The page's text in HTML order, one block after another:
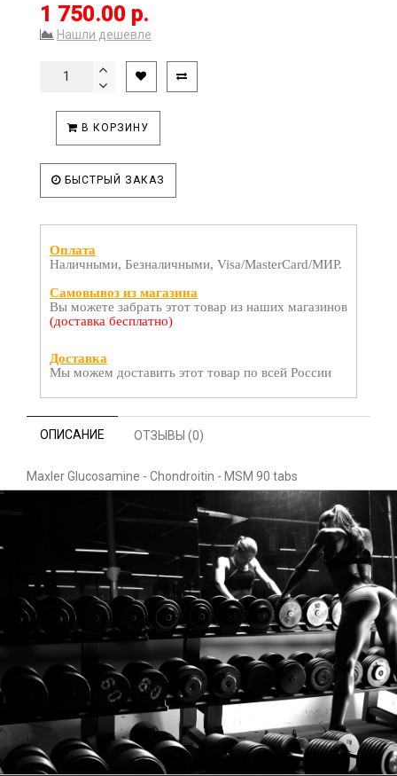
1 750.00 р.
Нашли дешевле
В КОРЗИНУ
БЫСТРЫЙ ЗАКАЗ
Оплата
Наличными, Безналичными, Visa/MasterCard/МИР.
Самовывоз из магазина
Вы можете забрать этот товар из наших магазинов
(доставка бесплатно)
Доставка
Мы можем доставить этот товар по всей России
ОПИСАНИЕ ОТЗЫВЫ (0)
Maxler Glucosamine - Chondroitin - MSM 90 tabs